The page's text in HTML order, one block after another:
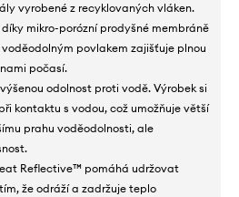
vyrobené z recyklovaných vláken.
mikro-porózní prodyšné membráně
povlakem zajišťuje plnou
počasí.
odolnost proti vodě. Výrobek si
kontaktu s vodou, což umožňuje větší
prahu voděodolnosti, ale
Reflective™ pomáhá udržovat
že odráží a zadržuje teplo